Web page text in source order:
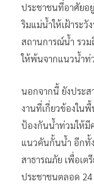
ประชาชนที่อาศัยอ
ริมแม่น้ำให้เฝ้าระ
สถานการณ์น้ำ รวม
ให้พ้นจากแนวน้ำท่
นอกจากนี้ ยังประ
งานที่เกี่ยวข้องใน
ป้องกันน้ำท่วมให้มี
แนวคันกั้นน้ำ อีกทั้
สาธารณภัย เพื่อเต
ประชาชนตลอด 24